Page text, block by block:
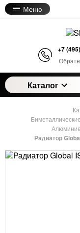
Меню
+7
Каталог
Радиатор